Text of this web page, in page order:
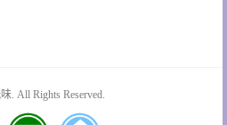
. All Rights Reserved.